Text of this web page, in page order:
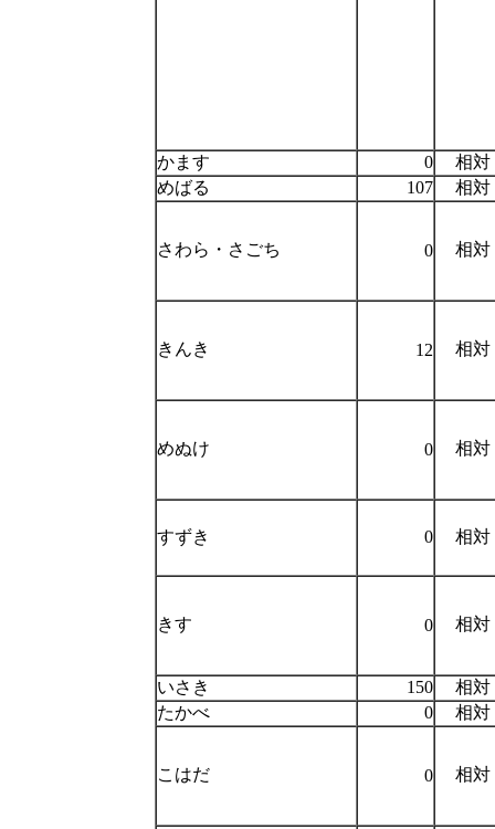
かます 0
相対
めばる
107 相対
さわら・さごち 0 相対
きんき 12 相対
めぬけ 0 相対
すずき 0 相対
きす 0 相対
いさき 150
相対
たかべ
0 相対
こはだ 0 相対